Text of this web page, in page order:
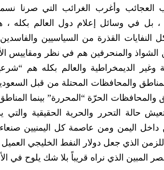
وأغرب الغرائب التي صرنا
، بل في وسائل إعلام دول العالم بكله ،
النفايات القذرة من السياسيين
والمنحرفين هم في نظر ومقاييس
وغير الديمخراطية والعالم بكله هم
والمحافظات المحتلة من قبل السعودية
والمحافظات الحرّة “المحررة” بينما
حالة التحرر والحرية الحقيقية والتي
داخل اليمن ومن عاصمة كل اليمنيين
الذي جعل دولار النفط الخليجي
المبين الذي نراه قريباً بلا شك يلوح في